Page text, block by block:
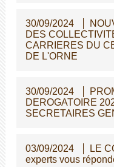
30/09/2024
DES
CARRIERES DU
DE L'ORNE
30/09/2024
DEROGATOIRE
SECRETAIRES
03/09/2024
LE
experts vous